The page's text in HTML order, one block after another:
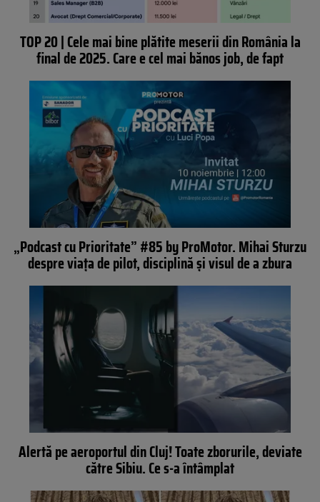
TOP 20 | Cele mai bine plătite meserii din România la
final de 2025. Care e cel mai bănos job, de fapt
„Podcast cu Prioritate” #85 by ProMotor. Mihai Sturzu
despre viața de pilot, disciplină și visul de a zbura
Alertă pe aeroportul din Cluj! Toate zborurile, deviate
către Sibiu. Ce s-a întâmplat